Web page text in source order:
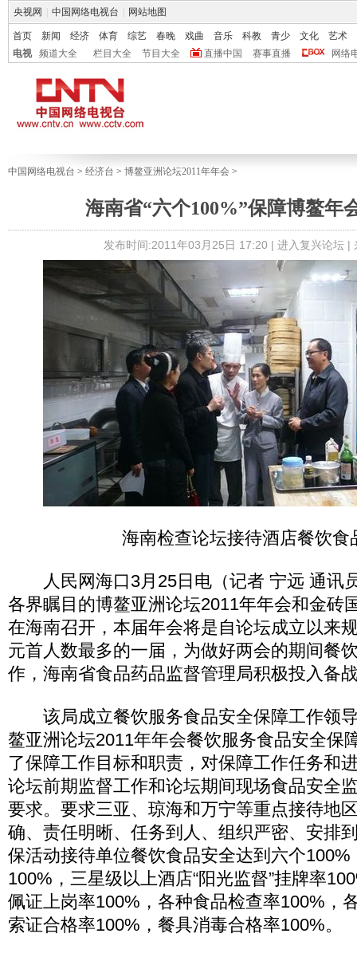
央视网 中国网络电视台 网站地图
首页 新闻 经济 体育 综艺 春晚 戏曲 音乐 科教 青少 文化
艺术
电视
频道大全 栏目大全 节目大全 直播中国 赛事直播 网络
中国网络电视台 > 经济台 > 博鳌亚洲论坛2011年年会 >
海南省“六个100%”保障博鳌年
发布时间:2011年03月25日 17:20 | 进入复兴论坛|
海南检查论坛接待酒店餐饮食
人民网海口3月25日电（记者 宁远 通讯
各界瞩目的博鳌亚洲论坛2011年年会和金砖
在海南召开，本届年会将是自论坛成立以来
元首人数最多的一届，为做好两会的期间餐
作，海南省食品药品监督管理局积极投入备
该局成立餐饮服务食品安全保障工作领
鳌亚洲论坛2011年年会餐饮服务食品安全保
了保障工作目标和职责，对保障工作任务和
论坛前期监督工作和论坛期间现场食品安全
要求。要求三亚、琼海和万宁等重点接待地
确、责任明晰、任务到人、组织严密、安排
保活动接待单位餐饮食品安全达到六个
100%，三星级以上酒店“阳光监督”挂牌率
佩证上岗率100%，各种食品检查率100%，
索证合格率100%，餐具消毒合格率100%。